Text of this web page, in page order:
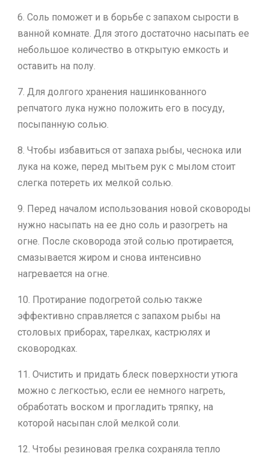
6. Соль поможет и в борьбе с запахом сырости в
ванной комнате. Для этого достаточно насыпать ее
небольшое количество в открытую емкость и
оставить на полу.
7. Для долгого хранения нашинкованного
репчатого лука нужно положить его в посуду,
посыпанную солью.
8. Чтобы избавиться от запаха рыбы, чеснока или
лука на коже, перед мытьем рук с мылом стоит
слегка потереть их мелкой солью.
9. Перед началом использования новой сковороды
нужно насыпать на ее дно соль и разогреть на
огне. После сковорода этой солью протирается,
смазывается жиром и снова интенсивно
нагревается на огне.
10. Протирание подогретой солью также
эффективно справляется с запахом рыбы на
столовых приборах, тарелках, кастрюлях и
сковородках.
11. Очистить и придать блеск поверхности утюга
можно с легкостью, если ее немного нагреть,
обработать воском и прогладить тряпку, на
которой насыпан слой мелкой соли.
12. Чтобы резиновая грелка сохраняла тепло